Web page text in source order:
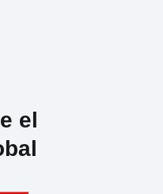
el